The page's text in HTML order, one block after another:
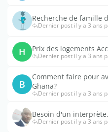
Recherche de famille
Dernier post il y a 3 ans
H Prix des logements
Dernier post il y a 3 ans
B
Comment faire pour
Ghana?
Dernier post il y a 3 ans
Besoin d'un interprète.
Dernier post il y a 3 ans